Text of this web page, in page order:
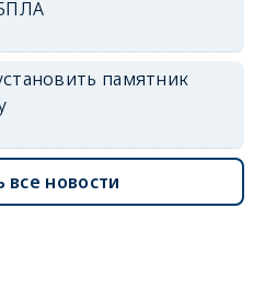
памятник
все новости